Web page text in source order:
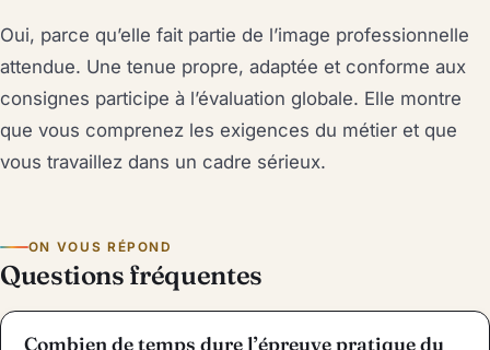
Oui, parce qu’elle fait partie de l’image professionnelle
attendue. Une tenue propre, adaptée et conforme aux
consignes participe à l’évaluation globale. Elle montre
que vous comprenez les exigences du métier et que
vous travaillez dans un cadre sérieux.
ON VOUS RÉPOND
Questions fréquentes
Combien de temps dure l’épreuve pratique du